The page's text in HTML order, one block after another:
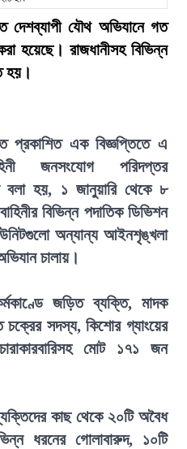
দেশব্যাপী যৌথ অভিযানে গত
রাজধানীসহ বিভিন্ন
হয়।
প্রকাশিত এক বিজ্ঞপ্তিতে এ
জনসংযোগ পরিদপ্তর
হয়, ১ জানুয়ারি থেকে ৮
বিভিন্ন পদাতিক ডিভিশন
অন্যান্য আইনশৃঙ্খলা
চালায়।
জড়িত ব্যক্তি, মাদক
চক্রের সদস্য, কিশোর গ্যাংয়ের
মোট ১৭১ জন
কাছ থেকে ২০টি অবৈধ
ধরনের গোলাবারুদ, ১০টি